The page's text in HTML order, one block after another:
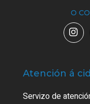
O
Atención á
Servizo de